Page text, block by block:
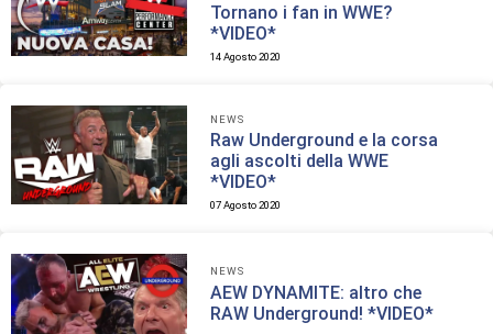
Tornano i fan in WWE?
*VIDEO*
14 Agosto 2020
NEWS
Raw Underground e la corsa
agli ascolti della WWE
*VIDEO*
07 Agosto 2020
NEWS
AEW DYNAMITE: altro che
RAW Underground! *VIDEO*